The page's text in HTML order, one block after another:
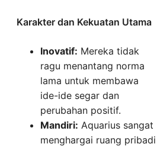
Karakter dan Kekuatan Utama
Inovatif: Mereka tidak
ragu menantang norma
lama untuk membawa
ide-ide segar dan
perubahan positif.
Mandiri: Aquarius sangat
menghargai ruang pribadi